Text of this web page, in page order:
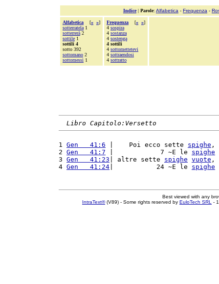
Indice| Parole: Alfabetica - Frequenza -
Alfabetica [« »]
sotterratela 1
sotterrerà 2
sottile 1
sottili 4
sotto 392
sottomano 2
sottomessi 1
Frequenza [« »]
4 sospira
4 sostanza
4 sostenga
4 sottili
4 sottomettetevi
4 sottraendosi
4 sottratto
Libro Capitolo:Versetto
1 Gen   41:6 |    Poi ecco sette spighe ,
2 Gen   41:7 |            7 ~E le spighe
3 Gen   41:23 | altre sette spighe vuote ,
4 Gen   41:24 |           24 ~E le spighe
Best viewed with any
IntraText®(V89) - Some rights reserved by EuloTech SRL -